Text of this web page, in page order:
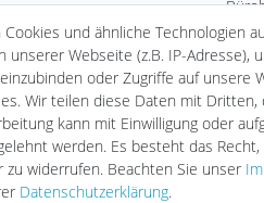
Messebeleuchtung
LED
Cookies und ähnliche Technologien
unserer Webseite (z.B. IP-Adresse),
oder Zugriffe auf unsere
Wir teilen diese Daten mit
kann mit Einwilligung oder
werden. Es besteht das
zu widerrufen. Beachten Sie unser
Daten­schutz­erklärung.